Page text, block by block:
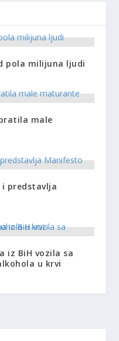
pola milijuna ljudi
male
i predstavlja
iz BiH vozila sa
u krvi